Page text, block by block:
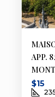
APP.
$15